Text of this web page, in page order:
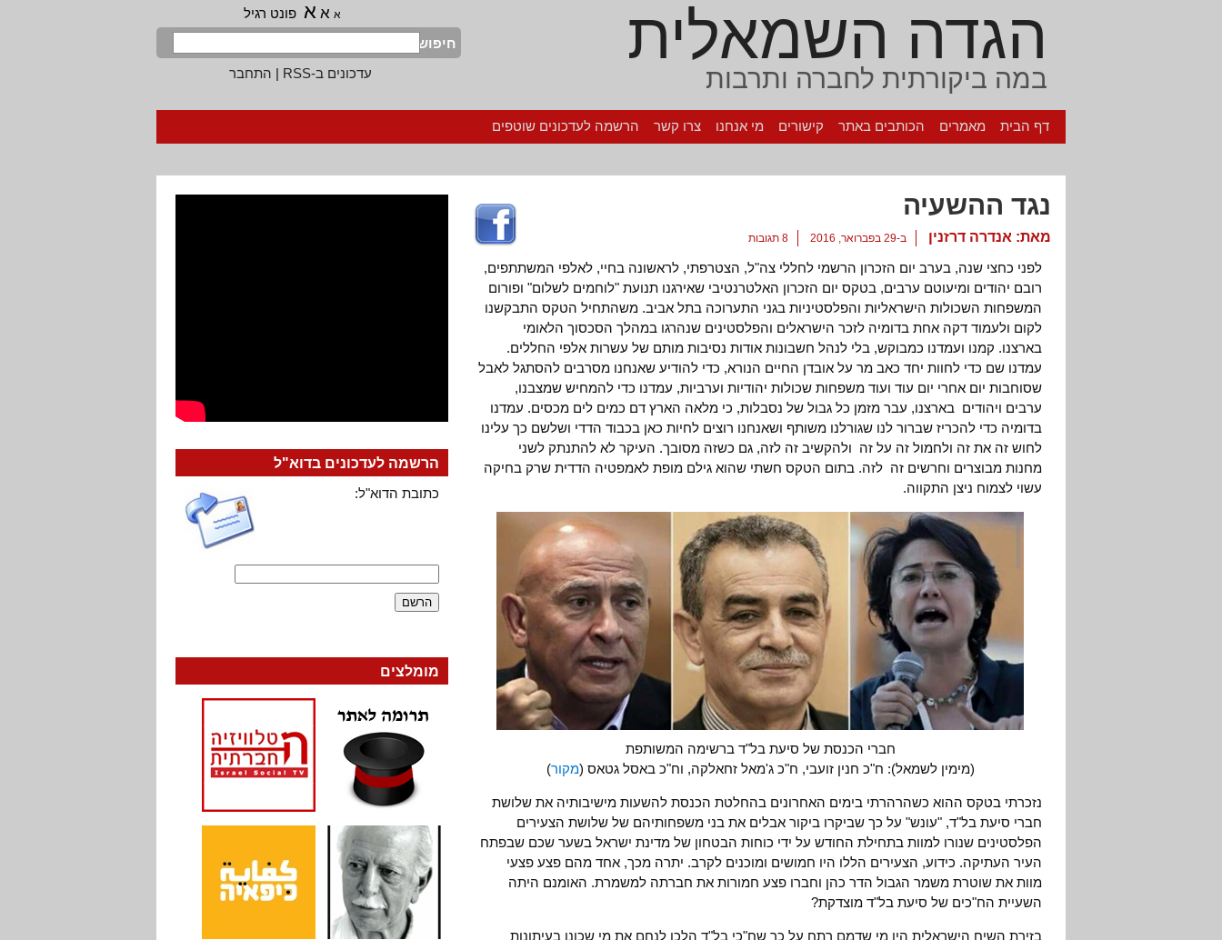
הגדה השמאלית
במה ביקורתית לחברה ותרבות
א א א פונט רגיל
חיפוש
עדכונים ב-RSS
| התחבר
דף הבית מאמרים הכותבים באתר קישורים מי אנחנו צרו קשר הרשמה לעדכונים שוטפים
נגד ההשעיה
מאת: אנדרה דרזנין ב-29 בפברואר, 2016 8 תגובות
לפני כחצי שנה, בערב יום הזכרון הרשמי לחללי צה"ל, הצטרפתי, לראשונה בחיי, לאלפי המשתתפים,
רובם יהודים ומיעוטם ערבים, בטקס יום הזכרון האלטרנטיבי שאירגנו תנועת "לוחמים לשלום" ופורום
המשפחות השכולות הישראליות והפלסטיניות בגני התערוכה בתל אביב. משהתחיל הטקס התבקשנו
לקום ולעמוד דקה אחת בדומיה לזכר הישראלים והפלסטינים שנהרגו במהלך הסכסוך הלאומי
בארצנו. קמנו ועמדנו כמבוקש, בלי לנהל חשבונות אודות נסיבות מותם של עשרות אלפי החללים.
עמדנו שם כדי לחוות יחד כאב מר על אובדן החיים הנורא, כדי להודיע שאנחנו מסרבים להסתגל לאבל
שסוחבות יום אחרי יום עוד ועוד משפחות שכולות יהודיות וערביות, עמדנו כדי להמחיש שמצבנו,
ערבים ויהודים בארצנו, עבר מזמן כל גבול של נסבלות, כי מלאה הארץ דם כמים לים מכסים. עמדנו
בדומיה כדי להכריז שברור לנו שגורלנו משותף ושאנחנו רוצים לחיות כאן בכבוד הדדי ושלשם כך עלינו
לחוש זה את זה ולחמול זה על זה ולהקשיב זה לזה, גם כשזה מסובך. העיקר לא להתנתק לשני
מחנות מבוצרים וחרשים זה לזה. בתום הטקס חשתי שהוא גילם מופת לאמפטיה הדדית שרק בחיקה
עשוי לצמוח ניצן התקווה.
חברי הכנסת של סיעת בל"ד ברשימה המשותפת
(מימין לשמאל): ח"כ חנין זועבי, ח"כ ג'מאל זחאלקה, וח"כ באסל גטאס (מקור)
נזכרתי בטקס ההוא כשהרהרתי בימים האחרונים בהחלטת הכנסת להשעות מישיבותיה את שלושת
חברי סיעת בל"ד, "עונש" על כך שביקרו ביקור אבלים את בני משפחותיהם של שלושת הצעירים
הפלסטינים שנורו למוות בתחילת החודש על ידי כוחות הבטחון של מדינת ישראל בשער שכם שבפתח
העיר העתיקה. כידוע, הצעירים הללו היו חמושים ומוכנים לקרב. יתרה מכך, אחד מהם פצע פצעי
מוות את שוטרת משמר הגבול הדר כהן וחברו פצע חמורות את חברתה למשמרת. האומנם היתה
השעיית הח"כים של סיעת בל"ד מוצדקת?
בזירת השיח הישראלית היו מי שדמם רתח על כך שח"כי בל"ד הלכו לנחם את מי שכונו בעיתונות
הרשמה לעדכונים בדוא"ל
כתובת הדוא"ל:
מומלצים